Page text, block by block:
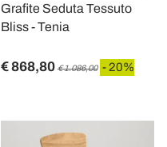
Grafite Seduta Tessuto
Bliss - Tenia
€ 868,80 € 1.086,00 - 20%